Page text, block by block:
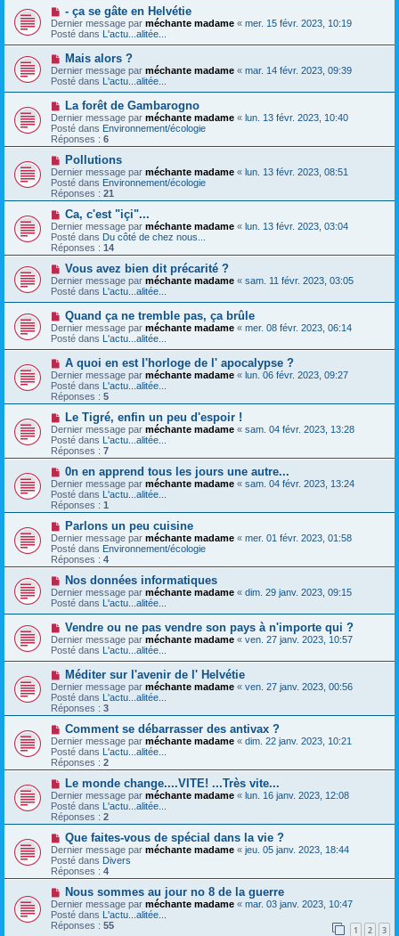
s
a
g
e
a
u
m
e
s
a
g
e
o
u
v
e
a
u
m
e
s
a
g
e
- ça se gâte en Helvétie
Dernier message par méchante madame « mer. 15 févr. 2023, 10:19
Posté dans L'actu...alitée...
N
o
u
v
e
a
u
m
e
s
a
g
e
Mais alors ?
Dernier message par méchante madame « mar. 14 févr. 2023, 09:39
Posté dans L'actu...alitée...
N
o
u
v
e
a
u
m
e
s
s
a
g
e
La forêt de Gambarogno
Dernier message par méchante madame « lun. 13 févr. 2023, 10:40
Posté dans Environnement/écologie
Réponses : 6
N
o
u
v
e
a
m
e
s
s
g
e
Pollutions
Dernier message par méchante madame « lun. 13 févr. 2023, 08:51
Posté dans Environnement/écologie
Réponses : 21
N
o
u
v
e
a
m
e
s
a
g
e
Ca, c'est "içi"...
Dernier message par méchante madame « lun. 13 févr. 2023, 03:04
Posté dans Du côté de chez nous...
Réponses : 14
N
o
u
v
a
u
m
e
s
s
a
g
e
Vous avez bien dit précarité ?
Dernier message par méchante madame « sam. 11 févr. 2023, 03:05
Posté dans L'actu...alitée...
N
o
u
v
a
u
m
e
s
a
g
e
Quand ça ne tremble pas, ça brûle
Dernier message par méchante madame « mer. 08 févr. 2023, 06:14
Posté dans L'actu...alitée...
N
o
u
v
e
a
u
m
e
s
s
a
g
e
A quoi en est l'horloge de l' apocalypse ?
Dernier message par méchante madame « lun. 06 févr. 2023, 09:27
Posté dans L'actu...alitée...
Réponses : 5
N
o
u
v
e
a
u
m
e
s
s
a
g
e
Le Tigré, enfin un peu d'espoir !
Dernier message par méchante madame « sam. 04 févr. 2023, 13:28
Posté dans L'actu...alitée...
Réponses : 7
N
o
u
v
e
a
u
m
e
s
s
a
g
e
0n en apprend tous les jours une autre...
Dernier message par méchante madame « sam. 04 févr. 2023, 13:24
Posté dans L'actu...alitée...
Réponses : 1
N
o
u
v
e
a
u
m
e
s
a
g
e
Parlons un peu cuisine
Dernier message par méchante madame « mer. 01 févr. 2023, 01:58
Posté dans Environnement/écologie
Réponses : 4
N
o
u
v
e
u
m
e
s
a
g
e
Nos données informatiques
Dernier message par méchante madame « dim. 29 janv. 2023, 09:15
Posté dans L'actu...alitée...
N
o
u
v
e
a
u
m
e
s
a
g
e
Vendre ou ne pas vendre son pays à n'importe qui ?
Dernier message par méchante madame « ven. 27 janv. 2023, 10:57
Posté dans L'actu...alitée...
N
o
u
v
e
a
m
e
s
s
a
g
e
Méditer sur l'avenir de l' Helvétie
Dernier message par méchante madame « ven. 27 janv. 2023, 00:56
Posté dans L'actu...alitée...
Réponses : 3
N
o
u
v
e
a
u
m
e
s
s
a
g
e
Comment se débarrasser des antivax ?
Dernier message par méchante madame « dim. 22 janv. 2023, 10:21
Posté dans L'actu...alitée...
Réponses : 2
N
o
u
v
e
a
m
e
s
s
a
g
e
Le monde change....VITE! ...Très vite...
Dernier message par méchante madame « lun. 16 janv. 2023, 12:08
Posté dans L'actu...alitée...
Réponses : 2
N
o
u
v
e
a
u
m
e
s
Que faites-vous de spécial dans la vie ?
Dernier message par méchante madame « jeu. 05 janv. 2023, 18:44
Posté dans Divers
Réponses : 4
N
o
u
v
e
Nous sommes au jour no 8 de la guerre
Dernier message par méchante madame « mar. 03 janv. 2023, 10:47
Posté dans L'actu...alitée...
Réponses : 55 1 2 3